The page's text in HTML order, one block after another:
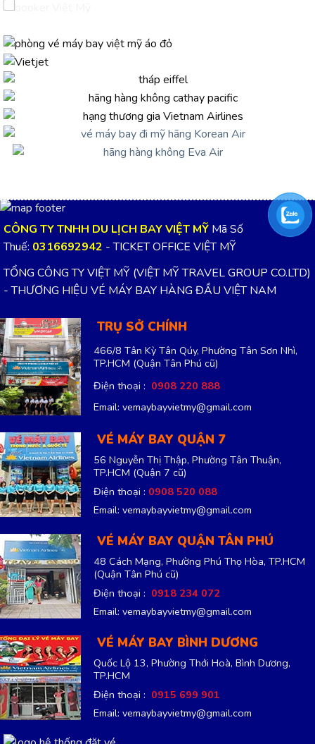
CÔNG TY TNHH DU LỊCH BAY VIỆT MỸ Mã Số
Thuế: 0316692942 - TICKET OFFICE VIỆT MỸ
TỔNG CÔNG TY VIỆT MỸ (VIỆT MỸ TRAVEL GROUP CO.LTD)
- THƯƠNG HIỆU VÉ MÁY BAY HÀNG ĐẦU VIỆT NAM
TRỤ SỞ CHÍNH
466/8 Tân Kỳ Tân Qúy, Phường Tân Sơn Nhì,
TP.HCM (Quận Tân Phú cũ)
Điện thoại : 0908 220 888
Email: vemaybayvietmy@gmail.com
VÉ MÁY BAY QUẬN 7
56 Nguyễn Thị Thập, Phường Tân Thuận,
TP.HCM (Quận 7 cũ)
Điện thoại : 0908 520 088
Email: vemaybayvietmy@gmail.com
VÉ MÁY BAY QUẬN TÂN PHÚ
48 Cách Mạng, Phường Phú Thọ Hòa, TP.HCM
(Quận Tân Phú cũ)
Điện thoại : 0918 234 072
Email: vemaybayvietmy@gmail.com
VÉ MÁY BAY BÌNH DƯƠNG
Quốc Lộ 13, Phường Thới Hoà, Bình Dương,
TP.HCM
Điện thoại : 0915 699 901
Email: vemaybayvietmy@gmail.com